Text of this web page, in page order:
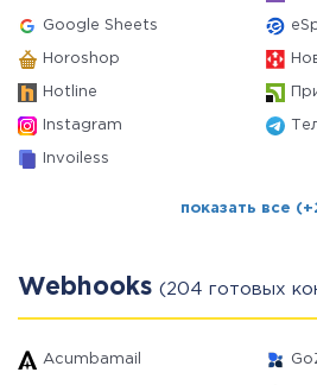
Google Sheets
Horoshop
Hotline
Instagram
Invoiless
показать все
Webhooks (204 готовых
Acumbamail